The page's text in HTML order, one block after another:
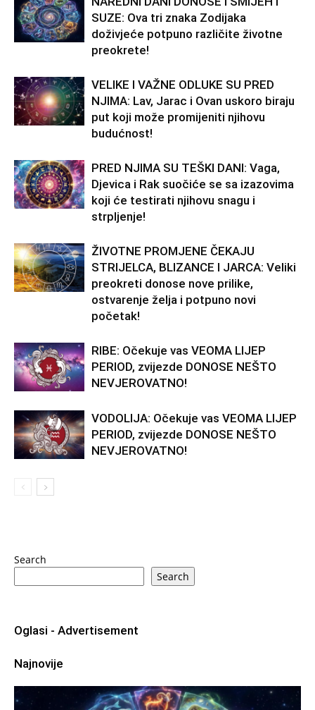
SUZE: Ova tri znaka Zodijaka
doživjeće potpuno različite životne
preokrete!
VELIKE I VAŽNE ODLUKE SU PRED
NJIMA: Lav, Jarac i Ovan uskoro biraju
put koji može promijeniti njihovu
budućnost!
PRED NJIMA SU TEŠKI DANI: Vaga,
Djevica i Rak suočiće se sa izazovima
koji će testirati njihovu snagu i
strpljenje!
ŽIVOTNE PROMJENE ČEKAJU
STRIJELCA, BLIZANCE I JARCA: Veliki
preokreti donose nove prilike,
ostvarenje želja i potpuno novi
početak!
RIBE: Očekuje vas VEOMA LIJEP
PERIOD, zvijezde DONOSE NEŠTO
NEVJEROVATNO!
VODOLIJA: Očekuje vas VEOMA LIJEP
PERIOD, zvijezde DONOSE NEŠTO
NEVJEROVATNO!
Search
Search
Oglasi - Advertisement
Najnovije